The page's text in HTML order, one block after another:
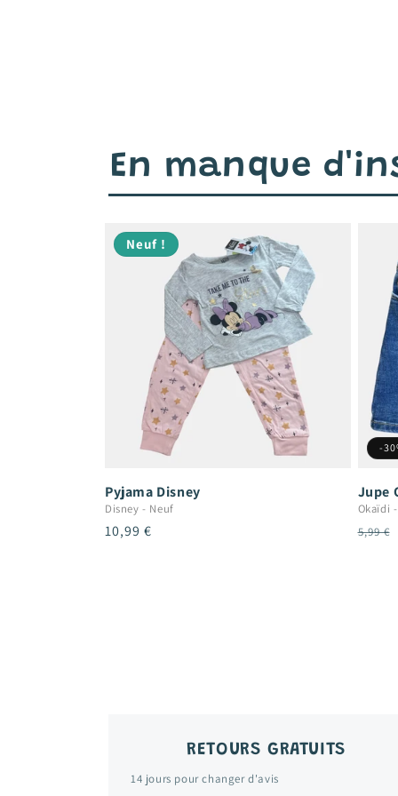
En manque
Neuf !
Pyjama Disney
Disney - Neuf
Prix
10,99 €
-
Jupe
Okaïdi -
Prix
5,99 €
RETOURS GRATUITS
14 jours pour changer d'avis